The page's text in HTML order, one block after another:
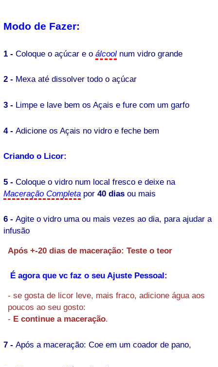
Modo de Fazer:
1 -Coloque o açúcar e oálcool num vidro grande
2 - Mexa até dissolver todo o açúcar
3 - Limpe e lave bem os Açais e fure com um garfo
4 -Adicione os Açais no vidro e feche bem
Criando o Licor:
5 -Coloque o vidro num local fresco e deixe na
Maceração Completa por40 dias ou mais
6 -Agite o vidro uma ou mais vezes ao dia, para ajudar a
infusão
Após +-20 dias de maceração: Teste o teor
É agora que vc faz o seu Ajuste Pessoal:
- se gosta de licor leve, mais fraco, adicione água aos
poucos ao seu gosto:
- E continue a maceração.
7 -Após a maceração: Coe em um coador de pano,